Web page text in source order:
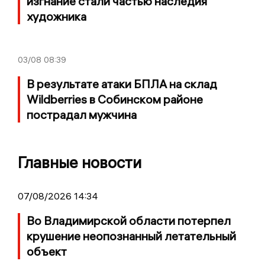
художника
03/08 08:39
В результате атаки БПЛА на склад
Wildberries в Собинском районе
пострадал мужчина
Главные новости
07/08/2026 14:34
Во Владимирской области потерпел
крушение неопознанный летательный
объект